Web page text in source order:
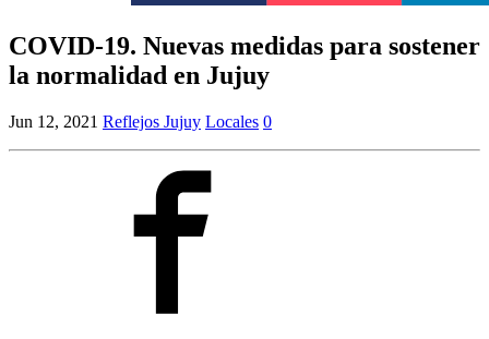
COVID-19. Nuevas medidas para sostener
la normalidad en Jujuy
Jun 12, 2021 Reflejos Jujuy Locales 0